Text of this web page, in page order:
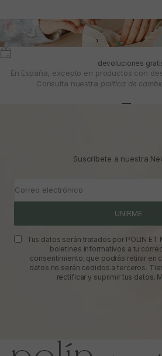
devoluciones
En España, excepto en productos con
Consulta nuestra política de
Suscríbete a nuestra
Correo electrónico
UNIRME
Tus datos serán tratados por POLIN ET
boletines informativos a tu
consentimiento, que podrás retirar en
datos no serán cedidos a terceros.
rectificar y suprimir tus datos.